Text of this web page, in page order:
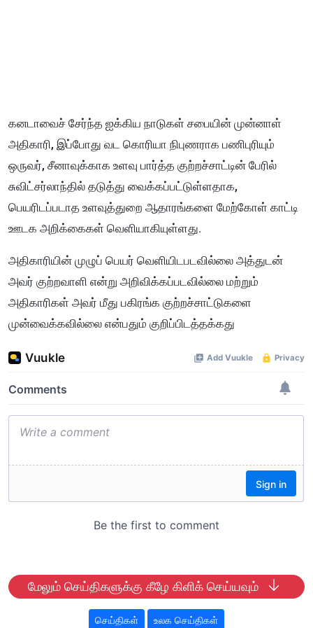
கனடாவைச் சேர்ந்த ஐக்கிய நாடுகள் சபையின் முன்னாள்
அதிகாரி, இப்போது வட கொரியா நிபுணராக பணிபுரியும்
ஒருவர், சீனாவுக்காக உளவு பார்த்த குற்றச்சாட்டின் பேரில்
சுவிட்சர்லாந்தில் தடுத்து வைக்கப்பட்டுள்ளதாக,
பெயரிடப்படாத உளவுத்துறை ஆதாரங்களை மேற்கோள் காட்டி
ஊடக அறிக்கைகள் வெளியாகியுள்ளது.
அதிகாரியின் முழுப் பெயர் வெளியிடபடவில்லை அத்துடன்
அவர் குற்றவாளி என்று அறிவிக்கப்படவில்லை மற்றும்
அதிகாரிகள் அவர் மீது பகிரங்க குற்றச்சாட்டுகளை
முன்வைக்கவில்லை என்பதும் குறிப்பிடத்தக்கது
மேலும் செய்திகளுக்கு கீழே கிளிக் செய்யவும்
செய்திகள் உலக செய்திகள்